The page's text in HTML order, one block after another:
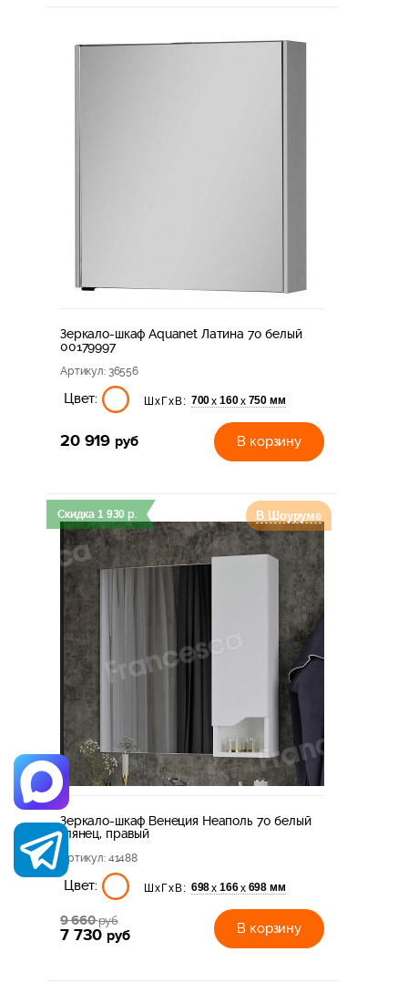
Зеркало-шкаф Aquanet Латина 70 белый
00179997
Артикул: 36556
Цвет: ШхГхВ: 700х 160х 750 мм
20 919 руб В корзину
Скидка 1 930 р. В Шоуруме
Зеркало-шкаф Венеция Неаполь 70 белый
глянец, правый
Артикул: 41488
Цвет: ШхГхВ: 698х 166х 698 мм
9 660руб
7 730 руб В корзину